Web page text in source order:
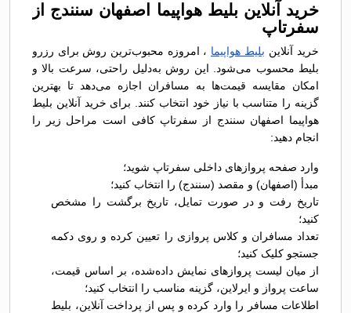
خرید آنلاین بلیط هواپیما اصفهان سنندج از
سفرتاپ
خرید آنلاین بلیط هواپیما ، امروزه محبوب‌ترین روش برای رزرو
بلیط محسوب می‌شود. این روش به‌دلیل راحتی، سرعت بالا و
امکان مقایسه قیمت‌ها به مسافران اجازه می‌دهد تا بهترین
گزینه را متناسب با نیاز خود انتخاب کنند. برای خرید آنلاین بلیط
هواپیما اصفهان سنندج از سفرتاپ کافی است مراحل زیر را
انجام دهید:
وارد صفحه پروازهای داخلی سفرتاپ شوید؛
مبدأ (اصفهان) و مقصد (سنندج) را انتخاب کنید؛
تاریخ رفت و در صورت تمایل، تاریخ برگشت را مشخص
کنید؛
تعداد مسافران و کلاس پروازی را تعیین کرده و روی دکمه
جستجو کلیک کنید؛
از میان لیست پروازهای نمایش داده‌شده، بر اساس قیمت،
ساعت پرواز و ایرلاین، گزینه مناسب را انتخاب کنید؛
اطلاعات مسافر را وارد کرده و پس از پرداخت آنلاین، بلیط